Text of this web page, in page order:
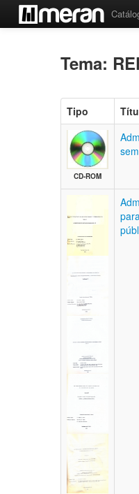
Tema:
Tipo
CD-ROM